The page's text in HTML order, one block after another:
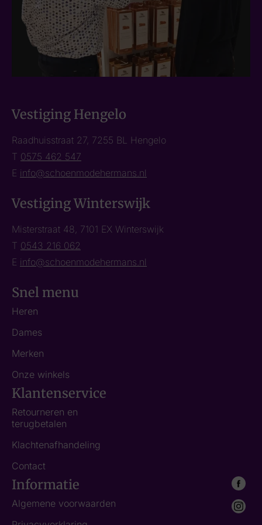
Vestiging Hengelo
Raadhuisstraat 27, 7255 BL Hengelo
T 0575 462 547
E info@schoenmodehermans.nl
Vestiging Winterswijk
Misterstraat 48, 7101 EX Winterswijk
T 0543 216 062
E info@schoenmodehermans.nl
Snel menu
Heren
Dames
Merken
Onze winkels
Klantenservice
Retourneren en
terugbetalen
Klachtenafhandeling
Contact
Informatie
Algemene voorwaarden